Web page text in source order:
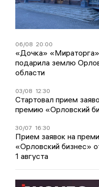
06/08 20:00
«Дочка» «Мираторга»
подарила землю
области
03/08 12:30
Стартовал прием
премию «Орловский
30/07 16:30
Прием заявок на
«Орловский бизнес»
1 августа